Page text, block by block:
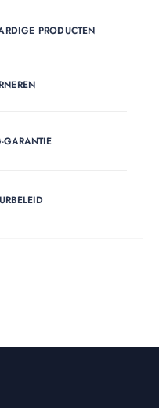
PRODUCTEN
GARANTIE